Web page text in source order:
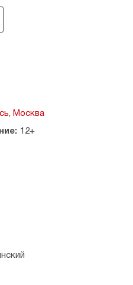
Издательским
Москва
12+